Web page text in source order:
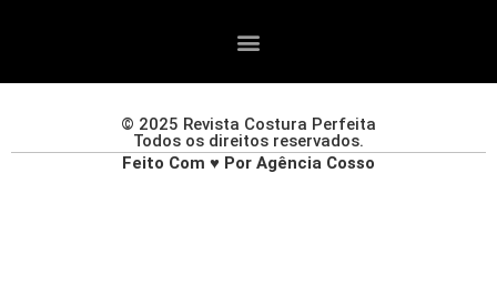
© 2025 Revista Costura Perfeita
Todos os direitos reservados.
Feito Com ♥ Por Agência Cosso